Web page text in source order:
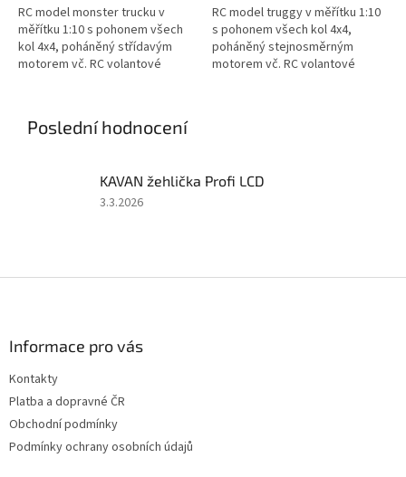
RC model monster trucku v
měřítku 1:10 s pohonem všech
kol 4x4, poháněný střídavým
motorem vč. RC volantové
RC model truggy v měřítku 1:10
s pohonem všech kol 4x4,
poháněný stejnosměrným
motorem vč. RC volantové
Poslední hodnocení
KAVAN žehlička Profi LCD
Hodnocení
3.3.2026
Informace pro vás
Kontakty
Platba a dopravné ČR
Obchodní podmínky
Podmínky ochrany osobních údajů